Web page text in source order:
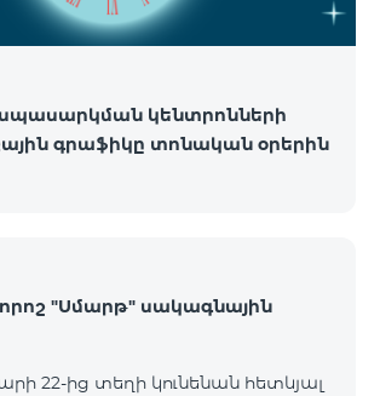
կենտրոնների
գրաֆիկը տոնական օրերին
"Սմարթ" սակագնային
22-ից տեղի կունենան հետևյալ